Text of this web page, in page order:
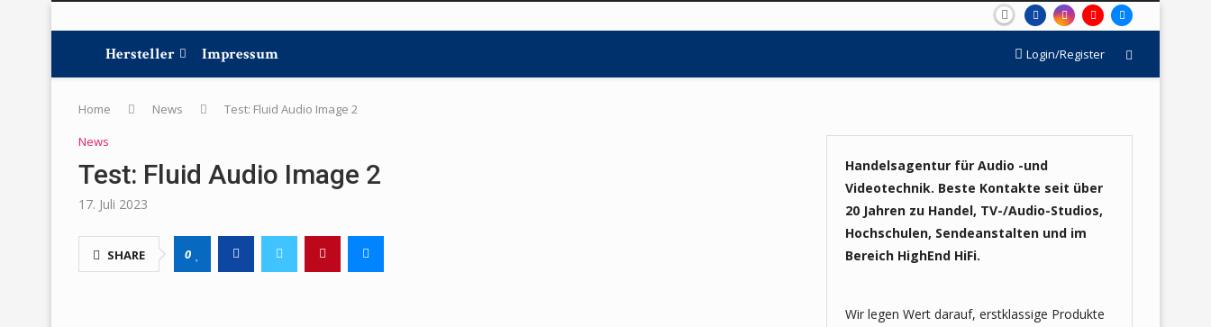
Hersteller Impressum Login/Register
Home News
Test: Fluid Audio Image 2
News
Test: Fluid Audio Image 2
17. Juli 2023
SHARE 0
Handelsagentur für Audio -und
Videotechnik. Beste Kontakte seit über
20 Jahren zu Handel, TV-/Audio-Studios,
Hochschulen, Sendeanstalten und im
Bereich HighEnd HiFi.
Wir legen Wert darauf, erstklassige Produkte